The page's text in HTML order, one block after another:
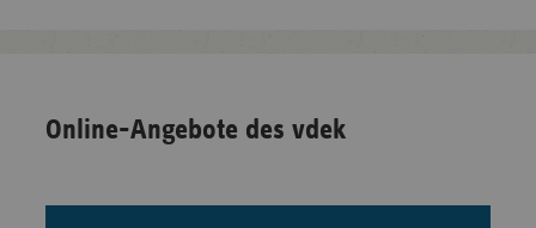
Online-Angebote des vdek